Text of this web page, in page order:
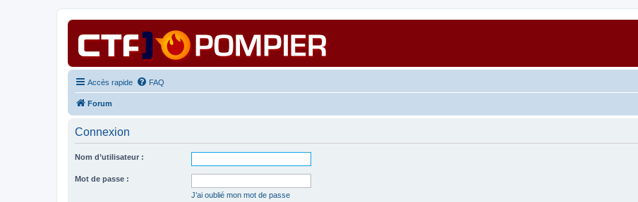
Accès rapide FAQ
Forum
Connexion
Nom d’utilisateur :
Mot de passe :
J’ai oublié mon mot de passe